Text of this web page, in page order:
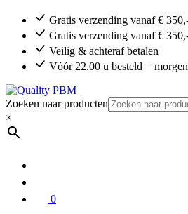
Gratis verzending vanaf €
Gratis verzending vanaf €
Veilig & achteraf betalen
Vóór 22.00 u besteld =
Zoeken naar producten
×
0